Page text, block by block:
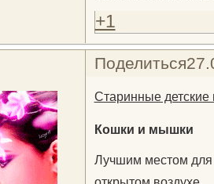
+1
Поделиться
Старинные детские
Кошки и мышки
Лучшим местом для